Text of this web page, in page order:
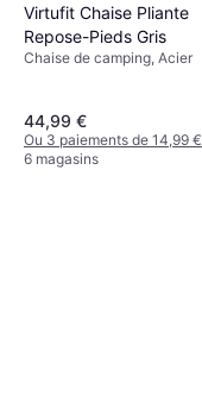
Virtufit Chaise Pliante
Repose-Pieds Gris
Chaise de camping, Acier
44,99 €
Ou 3 paiements de 14,99 €
6 magasins